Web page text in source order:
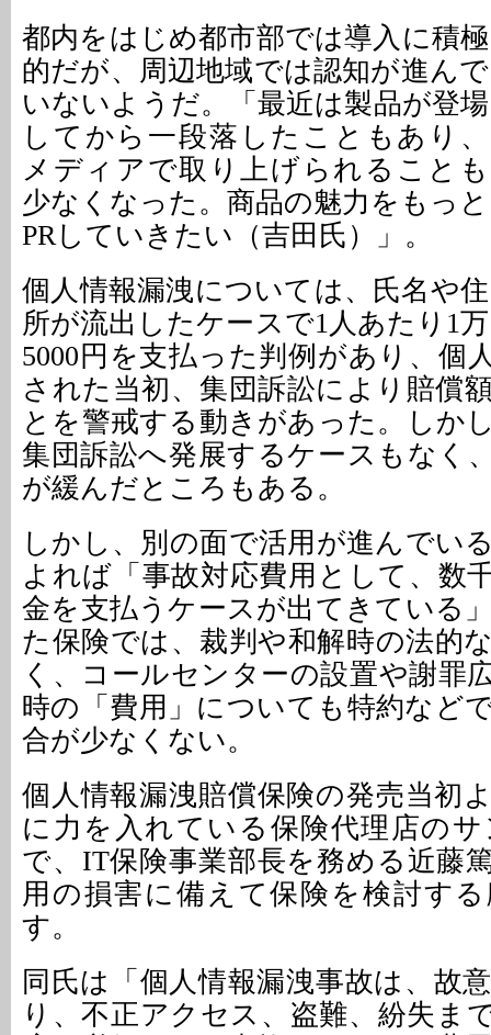
都内をはじめ都市部では導入に積極
的だが、周辺地域では認知が進んで
いないようだ。「最近は製品が登場
してから一段落したこともあり、
メディアで取り上げられることも
少なくなった。商品の魅力をもっと
PRしていきたい（吉田氏）」。
個人情報漏洩については、氏名や住
所が流出したケースで1人あたり1万
5000円を支払った判例があり、個
された当初、集団訴訟により賠償
とを警戒する動きがあった。しか
集団訴訟へ発展するケースもなく
が緩んだところもある。
しかし、別の面で活用が進んでい
よれば「事故対応費用として、数
金を支払うケースが出てきている
た保険では、裁判や和解時の法的
く、コールセンターの設置や謝罪
時の「費用」についても特約など
合が少なくない。
個人情報漏洩賠償保険の発売当初
に力を入れている保険代理店の
で、IT保険事業部長を務める近藤
用の損害に備えて保険を検討す
す。
同氏は「個人情報漏洩事故は、故
り、不正アクセス、盗難、紛失ま